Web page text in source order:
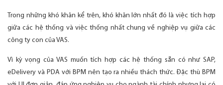
Trong những khó khăn kể trên, khó khăn lớn nhất đó là việc tích hợp
giữa các hệ thống và việc thống nhất chung về nghiệp vụ giữa các
công ty con của VAS.
Vì kỳ vọng của VAS muốn tích hợp các hệ thống sẵn có như SAP,
eDelivery và PDA với BPM nên tạo ra nhiều thách thức. Đặc thù BPM